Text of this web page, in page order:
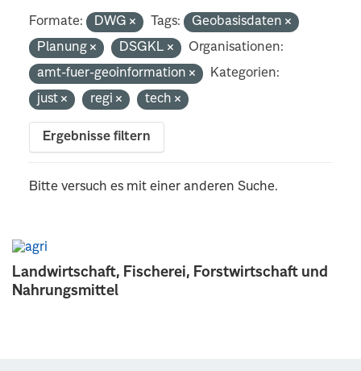
Landwirtschaft, Fischerei, Forstwirtschaft und
Nahrungsmittel
Formate: DWG Tags:
Geobasisdaten
Planung
DSGKL
Organisationen:
amt-fuer-geoinformation
Kategorien:
just
regi tech
Ergebnisse filtern
Bitte versuch es mit einer anderen Suche.